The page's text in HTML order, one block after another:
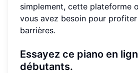
simplement, cette plateforme
vous avez besoin pour
barrières.
Essayez ce piano en
débutants.